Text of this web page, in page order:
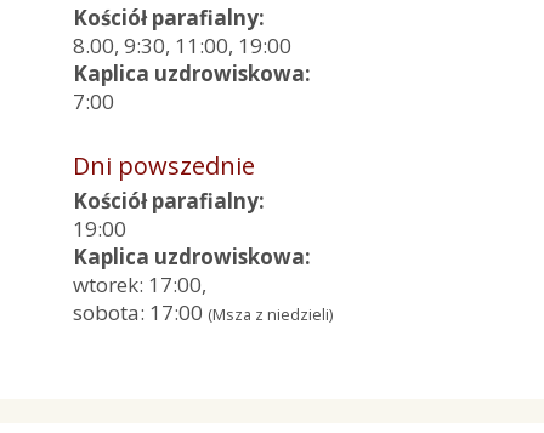
Kościół parafialny:
8.00, 9:30, 11:00, 19:00
Kaplica uzdrowiskowa:
7:00
Dni powszednie
Kościół parafialny:
19:00
Kaplica uzdrowiskowa:
wtorek: 17:00,
sobota: 17:00 (Msza z niedzieli)